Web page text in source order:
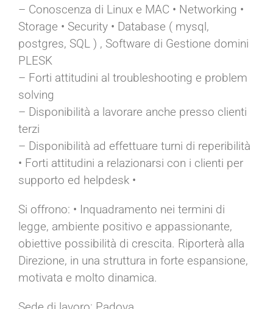
– Conoscenza di Linux e MAC • Networking •
Storage • Security • Database ( mysql,
postgres, SQL ) , Software di Gestione domini
PLESK
– Forti attitudini al troubleshooting e problem
solving
– Disponibilità a lavorare anche presso clienti
terzi
– Disponibilità ad effettuare turni di reperibilità
• Forti attitudini a relazionarsi con i clienti per
supporto ed helpdesk •
Si offrono: • Inquadramento nei termini di
legge, ambiente positivo e appassionante,
obiettive possibilità di crescita. Riporterà alla
Direzione, in una struttura in forte espansione,
motivata e molto dinamica.